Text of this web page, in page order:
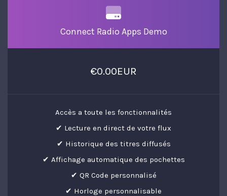
Connect Radio Apps Demo
€0.00EUR
Accès a toute les fonctionnalités
✔ Lecture en direct de votre flux
✔ Historique des titres diffusés
✔ Affichage automatique des pochettes
✔ QR Code personnalisé
✔ Horloge personnalisable